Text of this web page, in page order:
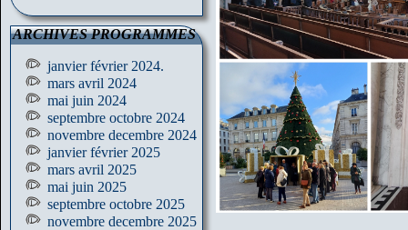
ARCHIVES PROGRAMMES
janvier février 2024.
mars avril 2024
mai juin 2024
septembre octobre 2024
novembre decembre 2024
janvier février 2025
mars avril 2025
mai juin 2025
septembre octobre 2025
novembre decembre 2025